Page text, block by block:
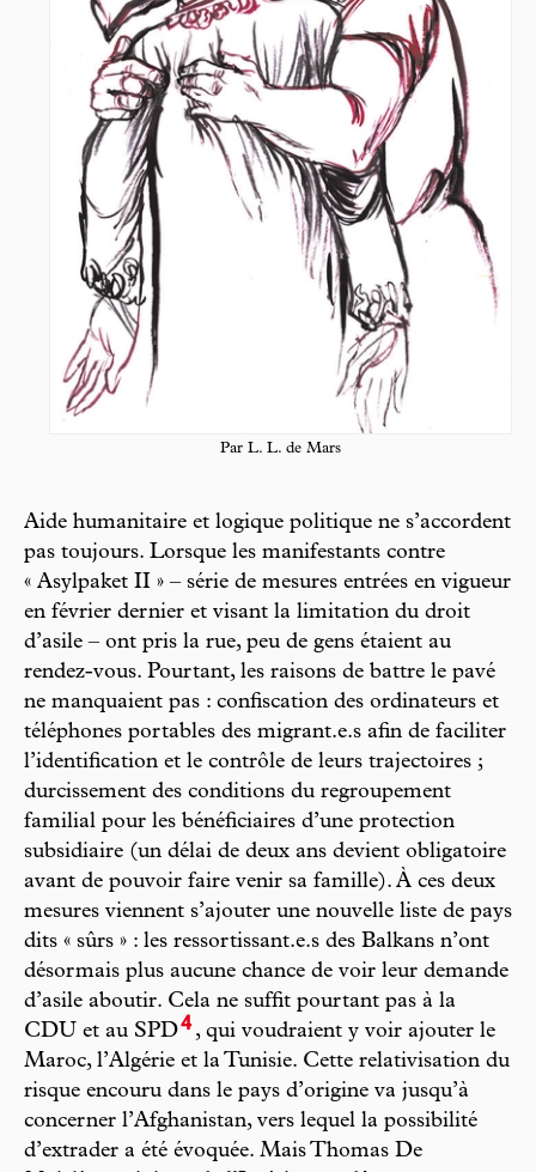
Par L. L. de Mars
Aide humanitaire et logique politique ne s’accordent
pas toujours. Lorsque les manifestants contre
« Asylpaket II » – série de mesures entrées en vigueur
en février dernier et visant la limitation du droit
d’asile – ont pris la rue, peu de gens étaient au
rendez-vous. Pourtant, les raisons de battre le pavé
ne manquaient pas : confiscation des ordinateurs et
téléphones portables des migrant.e.s afin de faciliter
l’identification et le contrôle de leurs trajectoires ;
durcissement des conditions du regroupement
familial pour les bénéficiaires d’une protection
subsidiaire (un délai de deux ans devient obligatoire
avant de pouvoir faire venir sa famille). À ces deux
mesures viennent s’ajouter une nouvelle liste de pays
dits « sûrs » : les ressortissant.e.s des Balkans n’ont
désormais plus aucune chance de voir leur demande
d’asile aboutir. Cela ne suffit pourtant pas à la
CDU et au SPD4, qui voudraient y voir ajouter le
Maroc, l’Algérie et la Tunisie. Cette relativisation du
risque encouru dans le pays d’origine va jusqu’à
concerner l’Afghanistan, vers lequel la possibilité
d’extrader a été évoquée. Mais Thomas De